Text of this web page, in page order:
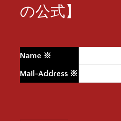
の公式】
Name ※
Mail-Address ※